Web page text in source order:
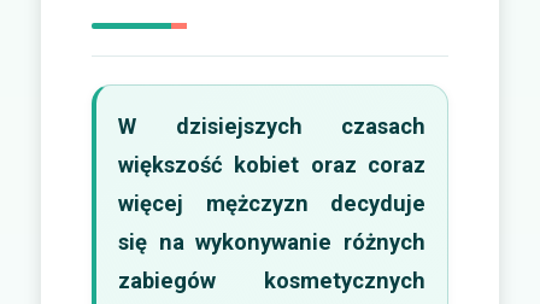
W dzisiejszych czasach
większość kobiet oraz coraz
więcej mężczyzn decyduje
się na wykonywanie różnych
zabiegów kosmetycznych